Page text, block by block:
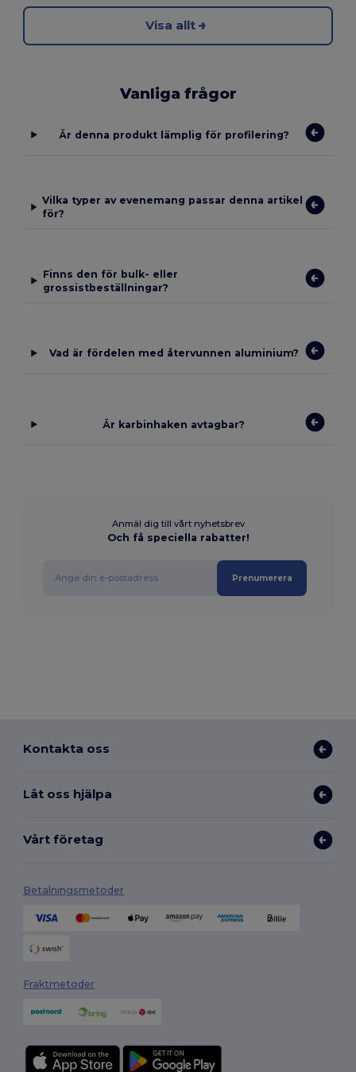
Visa allt
Vanliga frågor
Är denna produkt lämplig för profilering?
Vilka typer av evenemang passar denna artikel
för?
Finns den för bulk- eller
grossistbeställningar?
Vad är fördelen med återvunnen aluminium?
Är karbinhaken avtagbar?
Anmäl dig till vårt nyhetsbrev
Och få speciella rabatter!
Prenumerera
Kontakta oss
Låt oss hjälpa
Vårt företag
Betalningsmetoder
Fraktmetoder